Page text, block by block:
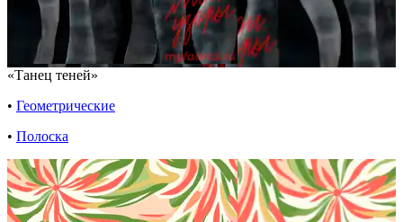
«Танец теней»
• Геометрические
• Полоска